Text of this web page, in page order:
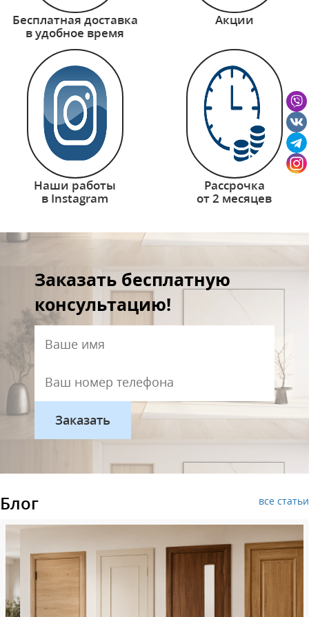
Бесплатная доставка
в удобное время
Акции
Наши работы
в Instagram
Рассрочка
от 2 месяцев
Заказать бесплатную
консультацию!
Блог все статьи